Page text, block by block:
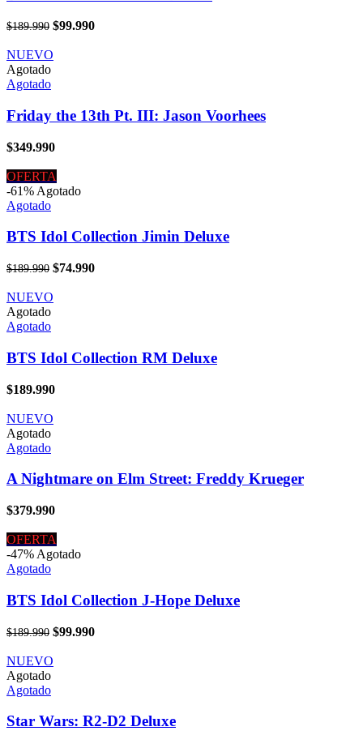
$189.990 El
original
$99.990El
NUEVO
Agotado
Agotado
Friday the 13th Pt. III: Jason Voorhees
$349.990
OFERTA
-61% Agotado
Agotado
BTS Idol Collection Jimin Deluxe
$189.990 El
original
$74.990El
NUEVO
Agotado
Agotado
BTS Idol Collection RM Deluxe
$189.990
NUEVO
Agotado
Agotado
A Nightmare on Elm Street: Freddy Krueger
$379.990
OFERTA
-47% Agotado
Agotado
BTS Idol Collection J-Hope Deluxe
$189.990 El
original
$99.990El
NUEVO
Agotado
Agotado
Star Wars: R2-D2 Deluxe